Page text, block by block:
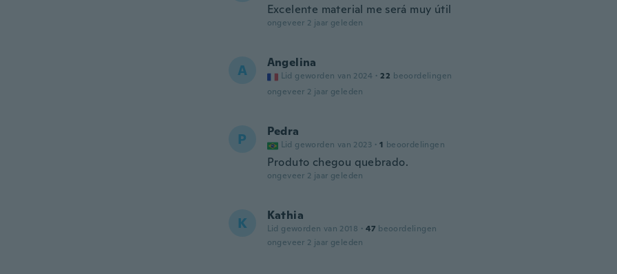
Excelente material me será muy útil
ongeveer 2 jaar geleden
A Angelina
Lid geworden van 2024 · 22 beoordelingen
ongeveer 2 jaar geleden
P Pedra
Lid geworden van 2023 · 1 beoordelingen
Produto chegou quebrado.
ongeveer 2 jaar geleden
K Kathia
Lid geworden van 2018 · 47 beoordelingen
ongeveer 2 jaar geleden